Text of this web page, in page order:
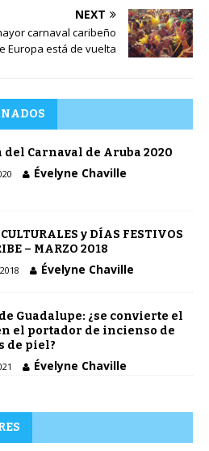
NEXT
carnaval caribeño
Europa está de vuelta
del Carnaval de Aruba 2020
Évelyne Chaville
y DÍAS FESTIVOS
– MARZO 2018
Évelyne Chaville
Guadalupe: ¿se convierte el
el portador de incienso de
de piel?
Évelyne Chaville